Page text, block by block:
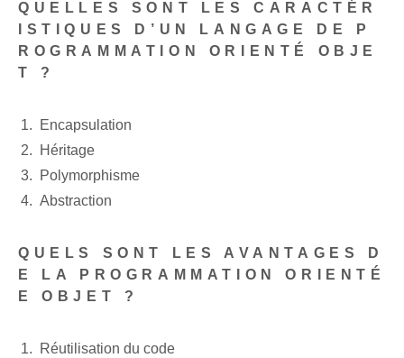
QUELLES SONT LES CARACTÉR
ISTIQUES D’UN LANGAGE DE P
ROGRAMMATION ORIENTÉ OBJE
T ?
Encapsulation
Héritage
Polymorphisme
Abstraction
QUELS SONT LES AVANTAGES D
E LA PROGRAMMATION ORIENTÉ
E OBJET ?
Réutilisation du code